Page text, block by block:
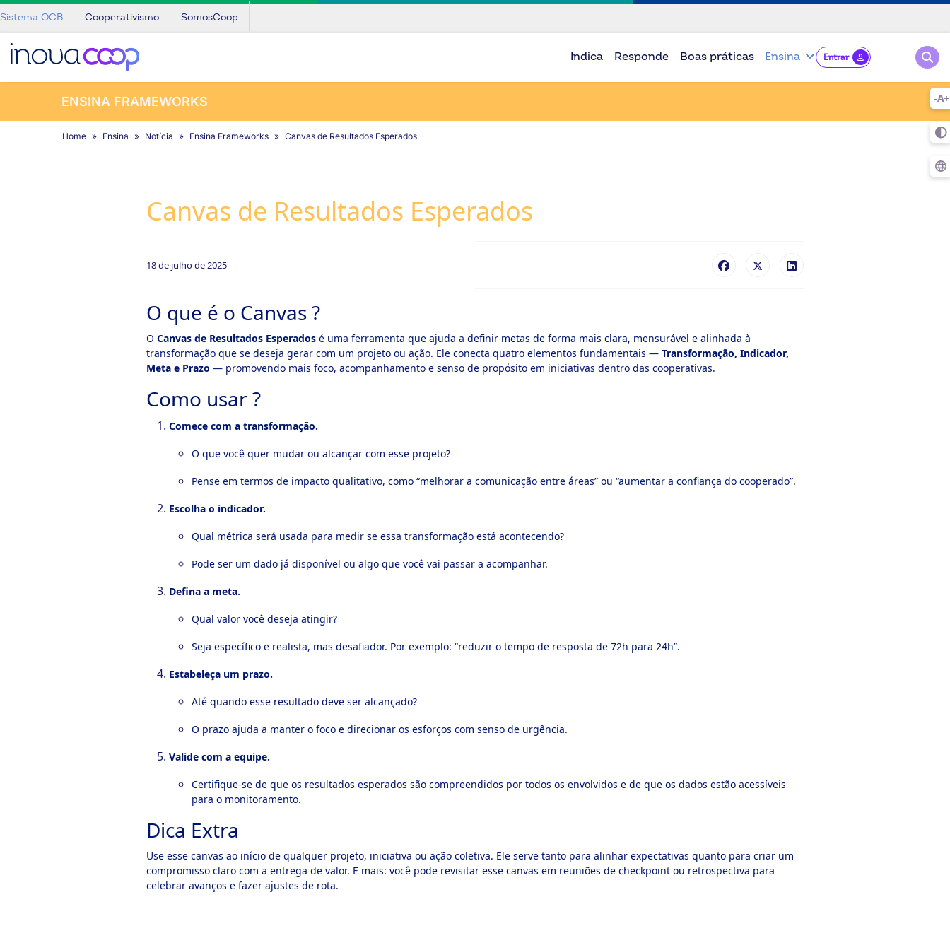
Sistema OCB Cooperativismo SomosCoop
Indica Responde Boas práticas Ensina Entrar
ENSINA FRAMEWORKS
Home Ensina Notícia Ensina Frameworks Canvas de Resultados Esperados
Canvas de Resultados Esperados
18 de julho de 2025
O que é o Canvas ?
O Canvas de Resultados Esperados é uma ferramenta que ajuda a definir metas de forma mais clara, mensurável e alinhada à
transformação que se deseja gerar com um projeto ou ação. Ele conecta quatro elementos fundamentais — Transformação, Indicador,
Meta e Prazo — promovendo mais foco, acompanhamento e senso de propósito em iniciativas dentro das cooperativas.
Como usar ?
Comece com a transformação.
O que você quer mudar ou alcançar com esse projeto?
Pense em termos de impacto qualitativo, como “melhorar a comunicação entre áreas” ou “aumentar a confiança do cooperado”.
Escolha o indicador.
Qual métrica será usada para medir se essa transformação está acontecendo?
Pode ser um dado já disponível ou algo que você vai passar a acompanhar.
Defina a meta.
Qual valor você deseja atingir?
Seja específico e realista, mas desafiador. Por exemplo: “reduzir o tempo de resposta de 72h para 24h”.
Estabeleça um prazo.
Até quando esse resultado deve ser alcançado?
O prazo ajuda a manter o foco e direcionar os esforços com senso de urgência.
Valide com a equipe.
Certifique-se de que os resultados esperados são compreendidos por todos os envolvidos e de que os dados estão acessíveis
para o monitoramento.
Dica Extra
Use esse canvas ao início de qualquer projeto, iniciativa ou ação coletiva. Ele serve tanto para alinhar expectativas quanto para criar um
compromisso claro com a entrega de valor. E mais: você pode revisitar esse canvas em reuniões de checkpoint ou retrospectiva para
celebrar avanços e fazer ajustes de rota.